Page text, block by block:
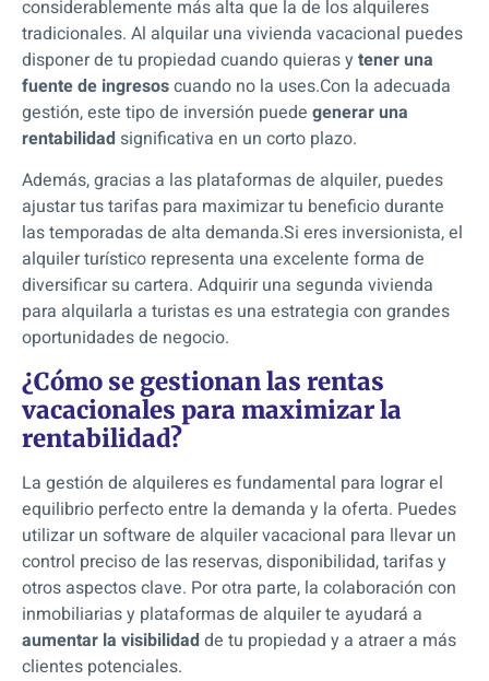
considerablemente más alta que la de los alquileres
tradicionales. Al alquilar una vivienda vacacional puedes
disponer de tu propiedad cuando quieras ytener una
fuente de ingresoscuando no la uses.Con la adecuada
gestión, este tipo de inversión puede generar una
rentabilidad significativa en un corto plazo.
Además, gracias a las plataformas de alquiler, puedes
ajustar tus tarifas para maximizar tu beneficio durante
las temporadas de alta demanda.Si eres inversionista, el
alquiler turístico representa una excelente forma de
diversificar su cartera. Adquirir una segunda vivienda
para alquilarla a turistas es una estrategia con grandes
oportunidades de negocio.
¿Cómo se gestionan las rentas
vacacionales para maximizar la
rentabilidad?
La gestión de alquileres es fundamental para lograr el
equilibrio perfecto entre la demanda y la oferta. Puedes
utilizar un software de alquiler vacacional para llevar un
control preciso de las reservas, disponibilidad, tarifas y
otros aspectos clave. Por otra parte, la colaboración con
inmobiliarias y plataformas de alquiler te ayudará a
aumentar la visibilidadde tu propiedad y a atraer a más
clientes potenciales.